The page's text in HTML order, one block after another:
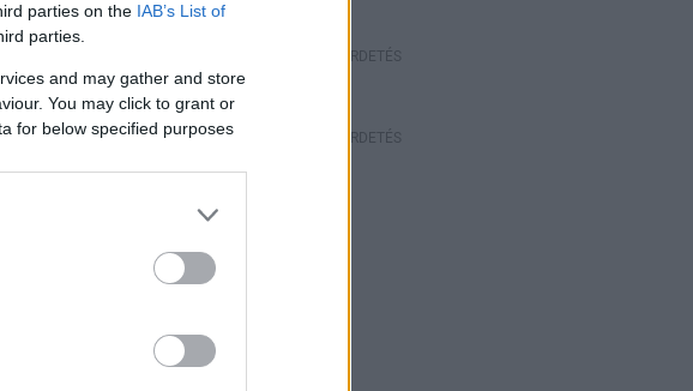
parties on the IAB’s List of
parties.
and may gather and store
You may click to grant or
for below specified purposes
HIRDETÉS
HIRDETÉS